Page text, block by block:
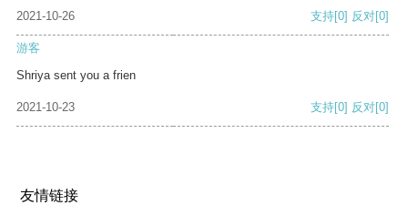
2021-10-26 支持[0] 反对[0]
游客
Shriya sent you a frien
2021-10-23 支持[0] 反对[0]
友情链接